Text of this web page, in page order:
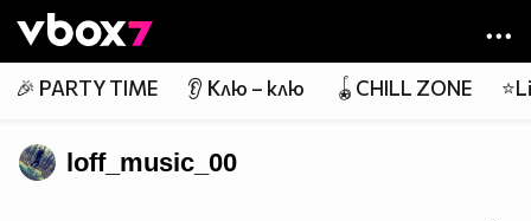
👾
🎉 PARTY TIME 👂 Клю – клю 🪀CHILL ZONE
loff_music_00